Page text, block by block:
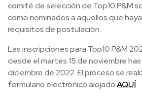
comité de selección de Top10 P&M
como nominados a aquellos que
requisitos de postulación.
Las inscripciones para Top10 P&M
desde el martes 15 de noviembre
diciembre de 2022. El proceso se
formulario electrónico alojadoAQUÍ.